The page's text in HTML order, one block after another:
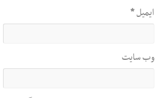
ایمیل*
وب‌ سایت